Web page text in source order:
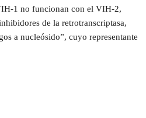
1 no funcionan con el VIH-2,
de la retrotranscriptasa,
a nucleósido”, cuyo representante